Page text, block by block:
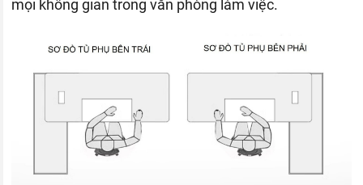
mọi không gian trong văn phòng làm việc.